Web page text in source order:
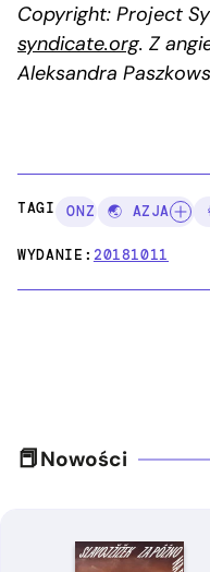
Copyright: Project
syndicate.org. Z
Aleksandra
TAGI: ONZ 🌏 AZJA
WYDANIE:20181011
Nowości